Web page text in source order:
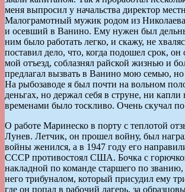
меня выпросил у начальства директор
Малограмотный мужик родом из
и осевший в Ванино. Ему нужен был
ним было работать легко, и скажу, не
поставил дело, что, когда подошел срок, он
мой отъезд, соблазнял райской жизнью и
предлагал вызвать в Ванино мою семью, но
На рыбозаводе я был почти на вольном
деньгах, но держал себя в струне, ни капли
временами было тоскливо. Очень скучал по
О работе Маринеско в порту с теплотой
Лунев. Летчик, он прошел войну, был
войны женился, а в 1947 году его
СССР противостоял США. Бочка с
накладной по команде старшего по званию,
него трибуналом, который присудил ему
где он попал в рабочий лагерь, за